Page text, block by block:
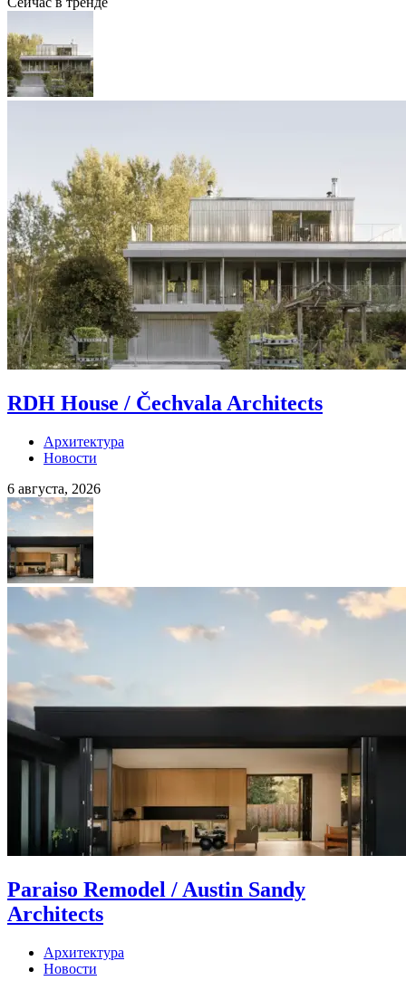
RDH House / Čechvala Architects
Архитектура
Новости
6 августа, 2026
Paraiso Remodel / Austin Sandy
Architects
Архитектура
Новости